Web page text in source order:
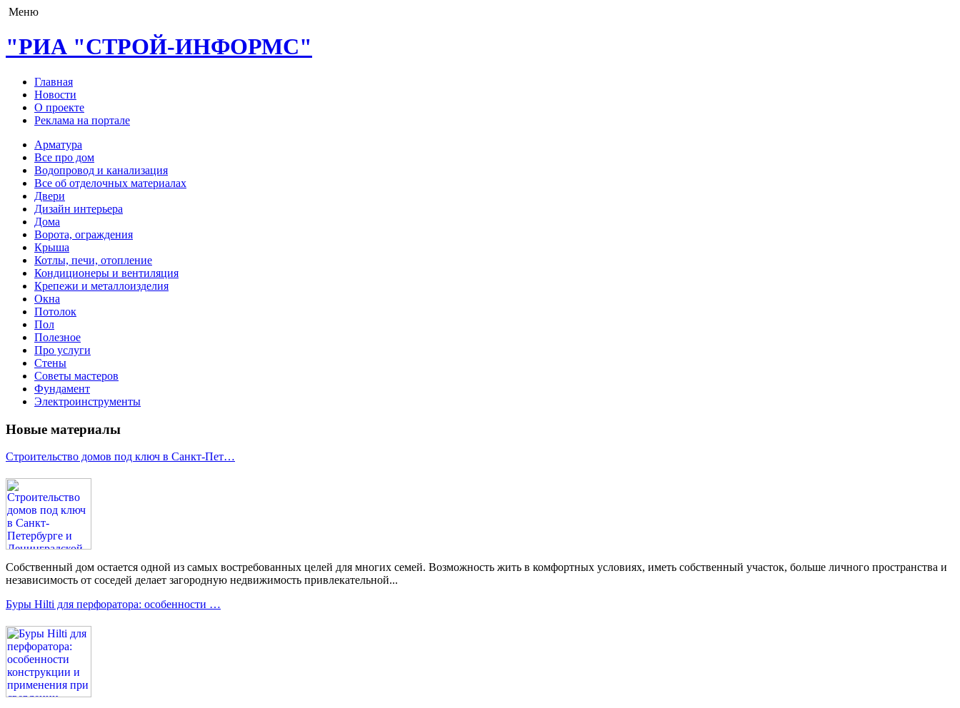
Меню
"РИА "СТРОЙ-ИНФОРМС"
Главная
Новости
О проекте
Реклама на портале
Арматура
Все про дом
Водопровод и канализация
Все об отделочных материалах
Двери
Дизайн интерьера
Дома
Ворота, ограждения
Крыша
Котлы, печи, отопление
Кондиционеры и вентиляция
Крепежи и металлоизделия
Окна
Потолок
Пол
Полезное
Про услуги
Стены
Советы мастеров
Фундамент
Электроинструменты
Новые материалы
Строительство домов под ключ в Санкт-Пет…
Собственный дом остается одной из самых востребованных целей для многих семей. Возможность жить в комфортных условиях, иметь собственный участок, больше личного пространства и
независимость от соседей делает загородную недвижимость привлекательной...
Буры Hilti для перфоратора: особенности …